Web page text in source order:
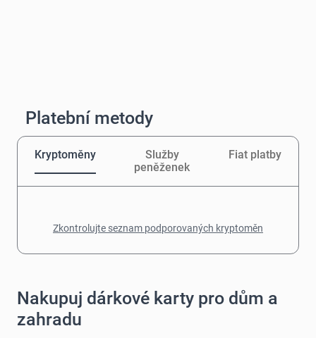
Platební metody
Kryptoměny
Služby
peněženek
Fiat platby
Zkontrolujte seznam podporovaných kryptoměn
Nakupuj dárkové karty pro dům a
zahradu